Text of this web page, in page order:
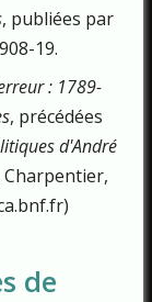
, publiées par
19.
: 1789-
, précédées
d'André
de